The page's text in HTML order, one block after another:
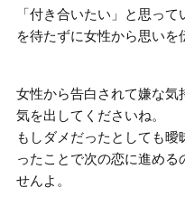
「付き合いたい」と思っ
を待たずに女性から思いを
女性から告白されて嫌な気
気を出してくださいね。
もしダメだったとしても曖
ったことで次の恋に進める
せんよ。